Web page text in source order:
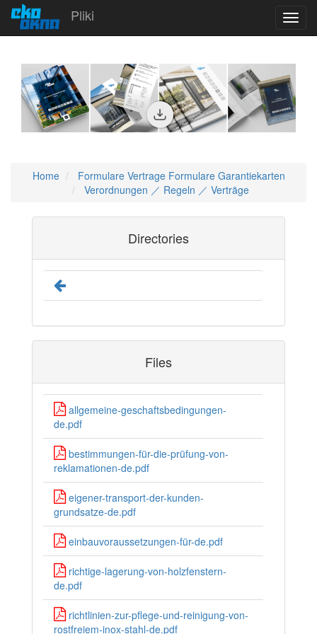
Pliki
Home
Formulare Vertrage Formulare Garantiekarten
Verordnungen ／ Regeln ／ Verträge
Directories
Files
allgemeine-geschaftsbedingungen-
de.pdf
bestimmungen-für-die-prüfung-von-
reklamationen-de.pdf
eigener-transport-der-kunden-
grundsatze-de.pdf
einbauvoraussetzungen-für-de.pdf
richtige-lagerung-von-holzfenstern-
de.pdf
richtlinien-zur-pflege-und-reinigung-von-
rostfreiem-inox-stahl-de.pdf